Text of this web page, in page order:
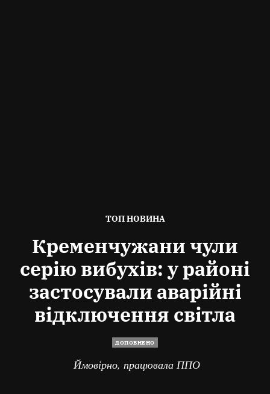
ОПУБЛІКОВАНО
ТОП НОВИНА
Кременчужани чули
серію вибухів: у районі
застосували аварійні
відключення світла
ДОПОВНЕНО
Ймовірно, працювала ППО